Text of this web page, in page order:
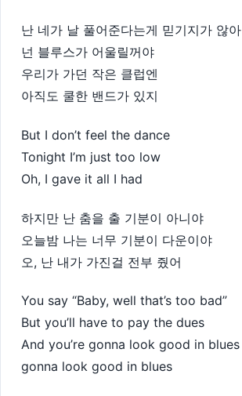
난 네가 날 풀어준다는게 믿기지가 않아
넌 블루스가 어울릴꺼야
우리가 가던 작은 클럽엔
아직도 쿨한 밴드가 있지
But I don’t feel the dance
Tonight I’m just too low
Oh, I gave it all I had
하지만 난 춤을 출 기분이 아니야
오늘밤 나는 너무 기분이 다운이야
오, 난 내가 가진걸 전부 줬어
You say “Baby, well that’s too bad”
But you’ll have to pay the dues
And you’re gonna look good in blues
gonna look good in blues